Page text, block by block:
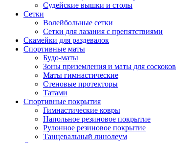
Судейские вышки и столы
Сетки
Волейбольные сетки
Сетки для лазания с препятствиями
Скамейки для раздевалок
Спортивные маты
Будо-маты
Зоны приземления и маты для соскоков
Маты гимнастические
Стеновые протекторы
Татами
Спортивные покрытия
Гимнастические ковры
Напольное резиновое покрытие
Рулонное резиновое покрытие
Танцевальный линолеум